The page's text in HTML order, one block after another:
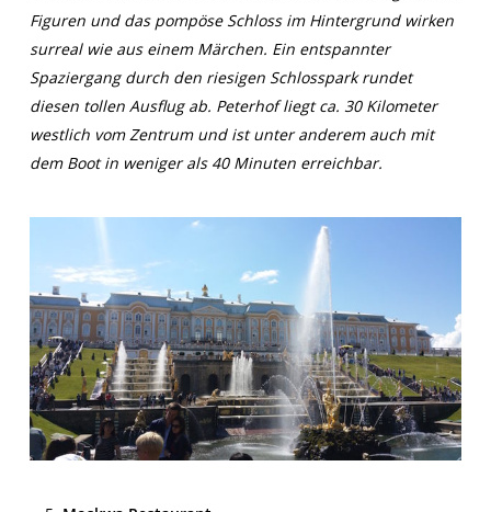
Figuren und das pompöse Schloss im Hintergrund wirken
surreal wie aus einem Märchen. Ein entspannter
Spaziergang durch den riesigen Schlosspark rundet
diesen tollen Ausflug ab. Peterhof liegt ca. 30 Kilometer
westlich vom Zentrum und ist unter anderem auch mit
dem Boot in weniger als 40 Minuten erreichbar.